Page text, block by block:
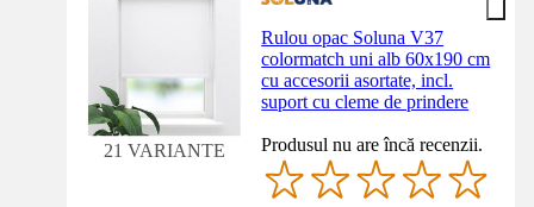
21 VARIANTE
Rulou opac Soluna V37
colormatch uni alb 60x190 cm
cu accesorii asortate, incl.
suport cu cleme de prindere
Produsul nu are încă recenzii.